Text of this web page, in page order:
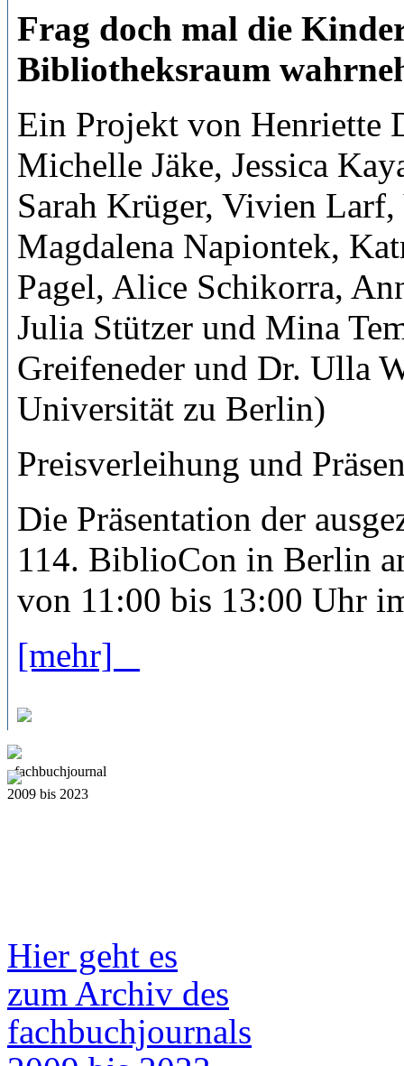
Frag doch mal die
Bibliotheksraum
Ein Projekt von Henriette
Michelle Jäke, Jessica
Sarah Krüger, Vivien
Magdalena Napiontek,
Pagel, Alice Schikorra,
Julia Stützer und Mina
Greifeneder und Dr. Ulla
Universität zu Berlin)
Preisverleihung und
Die Präsentation der
114. BiblioCon in Berlin
von 11:00 bis 13:00 Uhr
[mehr]
fachbuchjournal
2009 bis 2023
Hier geht es
zum Archiv des
fachbuchjournals